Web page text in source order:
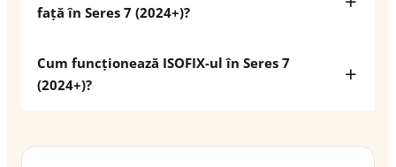
față în Seres 7 (2024+)?
Cum funcționează ISOFIX-ul în Seres 7
(2024+)?